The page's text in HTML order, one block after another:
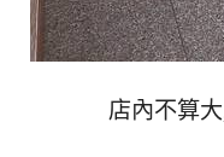
店內不算